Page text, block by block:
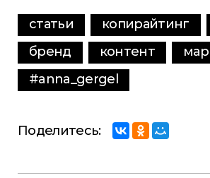
статьи копирайтинг
бренд
контент
#anna_gergel
Поделитесь: